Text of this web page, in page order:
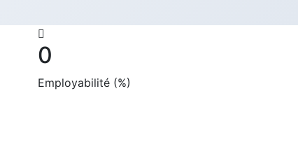
0
Employabilité (%)